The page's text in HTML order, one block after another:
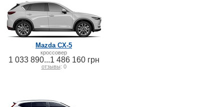
Mazda CX-5
кроссовер
1 033 890...1 486 160 грн
отзывы: 0